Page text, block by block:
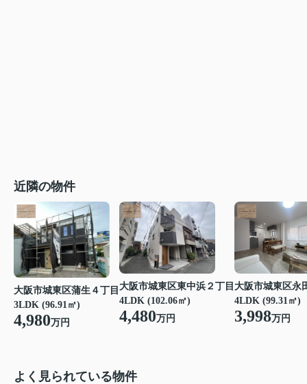
近隣の物件
大阪市城東区蒲生４丁目
3LDK (96.91㎡)
4,980万円
大阪市城東区東中浜２丁目
4LDK (102.06㎡)
4,480万円
大阪市城東区永
4LDK (99.31㎡)
3,998万円
よく見られている物件